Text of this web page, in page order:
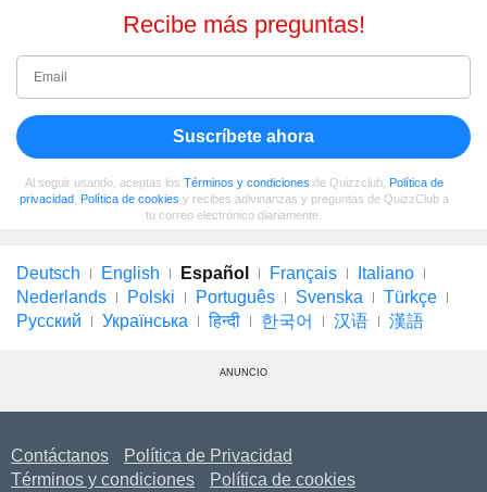
Recibe más preguntas!
Suscríbete ahora
Al seguir usando, aceptas los Términos y condiciones de Quizzclub, Política de
privacidad, Política de cookies y recibes adivinanzas y preguntas de QuizzClub a
tu correo electrónico diariamente.
Deutsch English Español Français
Italiano
Nederlands
Polski Português Svenska
Türkçe
Русский
Українська हिन्दी 한국어 汉语 漢語
ANUNCIO
Contáctanos
Política de Privacidad
Términos y condiciones
Política de cookies